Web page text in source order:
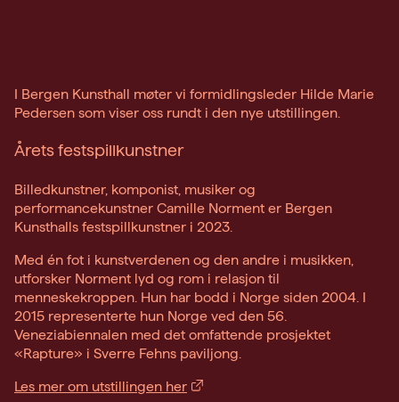
I Bergen Kunsthall møter vi formidlingsleder Hilde Marie
Pedersen som viser oss rundt i den nye utstillingen.
Årets festspillkunstner
Billedkunstner, komponist, musiker og
performancekunstner Camille Norment er Bergen
Kunsthalls festspillkunstner i 2023.
Med én fot i kunstverdenen og den andre i musikken,
utforsker Norment lyd og rom i relasjon til
menneskekroppen. Hun har bodd i Norge siden 2004. I
2015 representerte hun Norge ved den 56.
Veneziabiennalen med det omfattende prosjektet
«Rapture» i Sverre Fehns paviljong.
Les mer om utstillingen her